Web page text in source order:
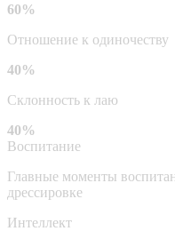
60%
Отношение к одиночеству
40%
Склонность к лаю
40%
Воспитание
Главные моменты
дрессировке
Интеллект